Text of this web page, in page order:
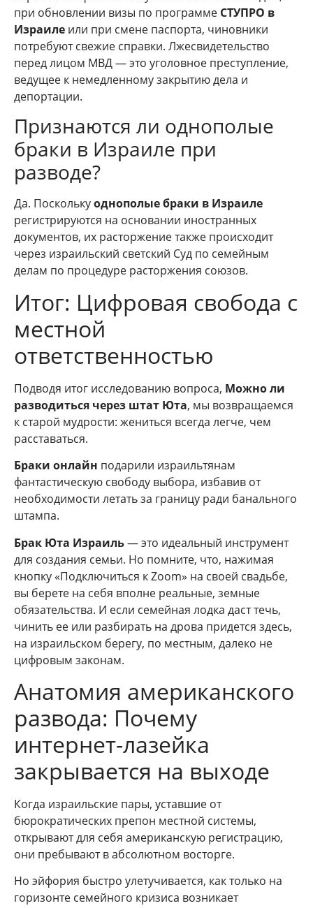
при обновлении визы по программе СТУПРО в
Израиле или при смене паспорта, чиновники
потребуют свежие справки. Лжесвидетельство
перед лицом МВД — это уголовное преступление,
ведущее к немедленному закрытию дела и
депортации.
Признаются ли однополые
браки в Израиле при
разводе?
Да. Посколькуоднополые браки в Израиле
регистрируются на основании иностранных
документов, их расторжение также происходит
через израильский светский Суд по семейным
делам по процедуре расторжения союзов.
Итог: Цифровая свобода с
местной
ответственностью
Подводя итог исследованию вопроса, Можно ли
разводиться через штат Юта, мы возвращаемся
к старой мудрости: жениться всегда легче, чем
расставаться.
Браки онлайн подарили израильтянам
фантастическую свободу выбора, избавив от
необходимости летать за границу ради банального
штампа.
Брак Юта Израиль— это идеальный инструмент
для создания семьи. Но помните, что, нажимая
кнопку «Подключиться к Zoom» на своей свадьбе,
вы берете на себя вполне реальные, земные
обязательства. И если семейная лодка даст течь,
чинить ее или разбирать на дрова придется здесь,
на израильском берегу, по местным, далеко не
цифровым законам.
Анатомия американского
развода: Почему
интернет-лазейка
закрывается на выходе
Когда израильские пары, уставшие от
бюрократических препон местной системы,
открывают для себя американскую регистрацию,
они пребывают в абсолютном восторге.
Но эйфория быстро улетучивается, как только на
горизонте семейного кризиса возникает